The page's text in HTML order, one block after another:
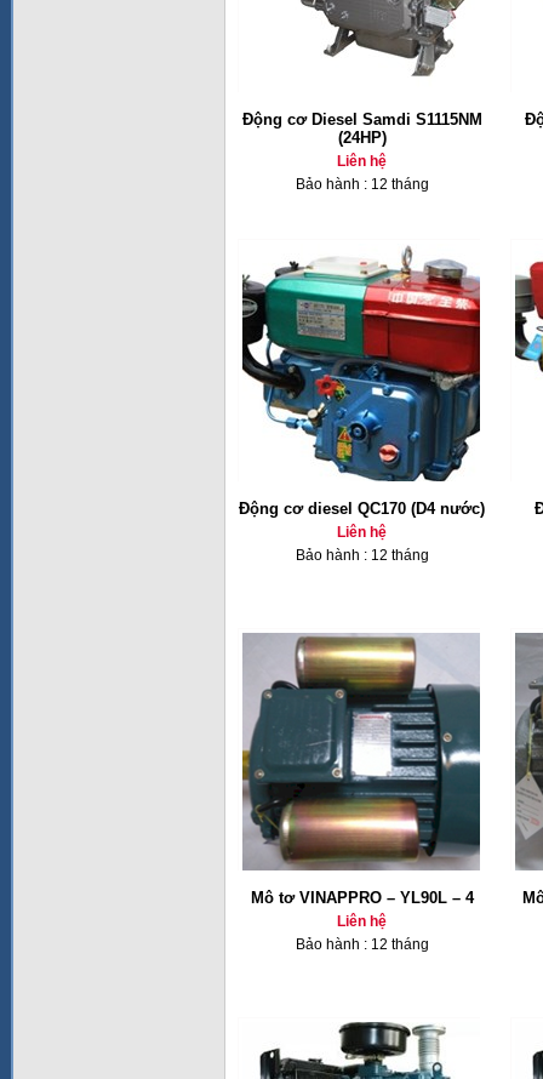
Động cơ Diesel Samdi S1115NM
(24HP)
Liên hệ
Bảo hành : 12 tháng
Động cơ diesel QC170 (D4 nước)
Liên hệ
Bảo hành : 12 tháng
Mô tơ VINAPPRO – YL90L – 4
Liên hệ
Bảo hành : 12 tháng